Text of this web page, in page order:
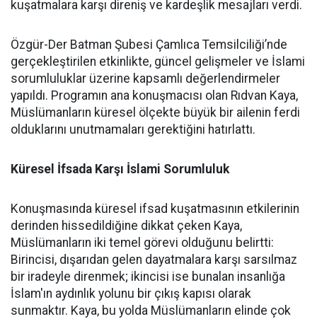
kuşatmalara karşı direniş ve kardeşlik mesajları verdi.
Özgür-Der Batman Şubesi Çamlıca Temsilciliği’nde
gerçekleştirilen etkinlikte, güncel gelişmeler ve İslami
sorumluluklar üzerine kapsamlı değerlendirmeler
yapıldı. Programın ana konuşmacısı olan Rıdvan Kaya,
Müslümanların küresel ölçekte büyük bir ailenin ferdi
olduklarını unutmamaları gerektiğini hatırlattı.
Küresel İfsada Karşı İslami Sorumluluk
Konuşmasında küresel ifsad kuşatmasının etkilerinin
derinden hissedildiğine dikkat çeken Kaya,
Müslümanların iki temel görevi olduğunu belirtti:
Birincisi, dışarıdan gelen dayatmalara karşı sarsılmaz
bir iradeyle direnmek; ikincisi ise bunalan insanlığa
İslam'ın aydınlık yolunu bir çıkış kapısı olarak
sunmaktır. Kaya, bu yolda Müslümanların elinde çok